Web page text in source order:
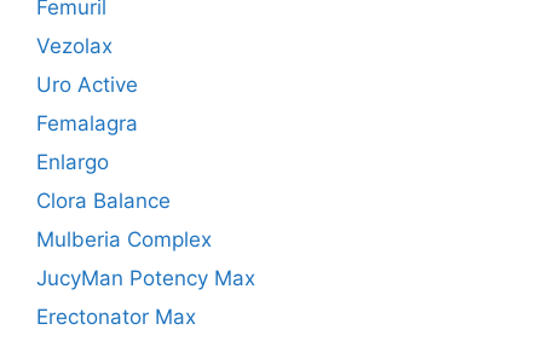
Femuril
Vezolax
Uro Active
Femalagra
Enlargo
Clora Balance
Mulberia Complex
JucyMan Potency Max
Erectonator Max